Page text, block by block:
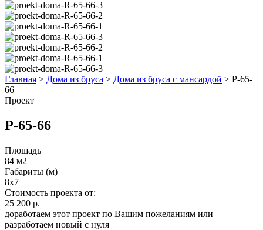
Главная > Дома из бруса > Дома из бруса с мансардой > Р-65-
66
Проект
Р-65-66
Площадь
84 м2
Габариты (м)
8x7
Стоимость проекта от:
25 200 р.
доработаем этот проект по Вашим пожеланиям или
разработаем новый с нуля